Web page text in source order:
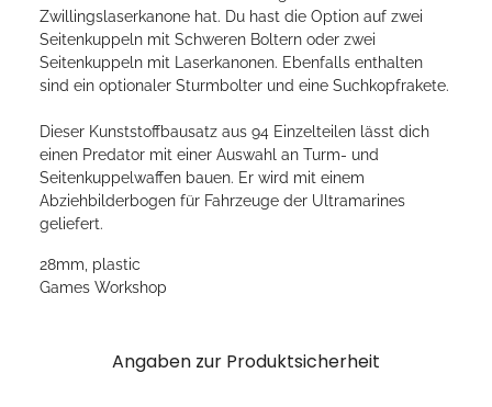
Zwillingslaserkanone hat. Du hast die Option auf zwei
Seitenkuppeln mit Schweren Boltern oder zwei
Seitenkuppeln mit Laserkanonen. Ebenfalls enthalten
sind ein optionaler Sturmbolter und eine Suchkopfrakete.
Dieser Kunststoffbausatz aus 94 Einzelteilen lässt dich
einen Predator mit einer Auswahl an Turm- und
Seitenkuppelwaffen bauen. Er wird mit einem
Abziehbilderbogen für Fahrzeuge der Ultramarines
geliefert.
28mm, plastic
Games Workshop
Angaben zur Produktsicherheit